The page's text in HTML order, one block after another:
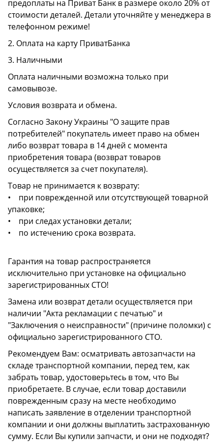
предоплаты на Приват Банк в размере около 20% от
стоимости деталей. Детали уточняйте у менеджера в
телефонном режиме!
2. Оплата на карту ПриватБанка
3. Наличными
Оплата наличными возможна только при
самовывозе.
Условия возврата и обмена.
Согласно Закону Украины "О защите прав
потребителей" покупатель имеет право на обмен
либо возврат товара в 14 дней с момента
приобретения товара (возврат товаров
осуществляется за счет покупателя).
Товар не принимается к возврату:
• при поврежденной или отсутствующей товарной
упаковке;
• при следах установки детали;
• по истечению срока возврата.
Гарантия на товар распространяется
исключительно при установке на официально
зарегистрированных СТО!
Замена или возврат детали осуществляется при
наличии "Акта рекламации с печатью" и
"Заключения о неисправности" (причине поломки) с
официально зарегистрированного СТО.
Рекомендуем Вам: осматривать автозапчасти на
складе транспортной компании, перед тем, как
забрать товар, удостоверьтесь в том, что Вы
приобретаете. В случае, если товар доставили
поврежденным сразу на месте необходимо
написать заявление в отделении транспортной
компании и они должны выплатить застрахованную
сумму. Если Вы купили запчасти, и они не подходят?